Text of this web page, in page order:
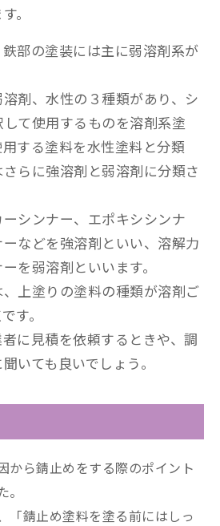
。
部の塗装には主に弱溶剤系が
剤、水性の３種類があり、シ
て使用するものを溶剤系塗
する塗料を水性塗料と分類
らに強溶剤と弱溶剤に分類さ
シンナー、エポキシシンナ
などを強溶剤といい、溶解力
を弱溶剤といいます。
上塗りの塗料の種類が溶剤ご
す。
に見積を依頼するときや、調
いても良いでしょう。
から錆止めをする際のポイント
「錆止め塗料を塗る前にはしっ